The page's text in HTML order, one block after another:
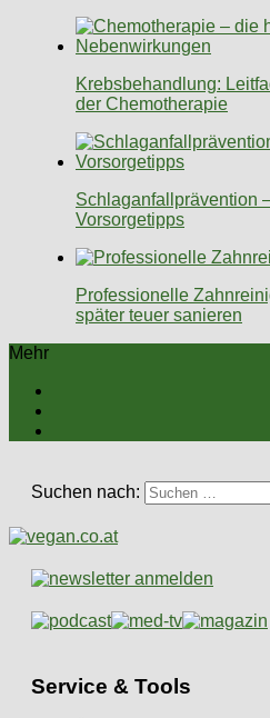
Krebsbehandlung:
der Chemotherapie
Schlaganfallprävention
Vorsorgetipps
Professionelle
später teuer sanieren
Mehr
Suchen nach:
Service & Tools